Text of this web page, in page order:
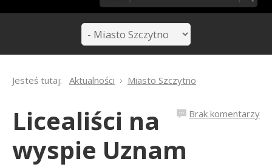
Jesteś tutaj: Aktualności Miasto Szczytno
Brak komentarzy
Licealiści na
wyspie Uznam